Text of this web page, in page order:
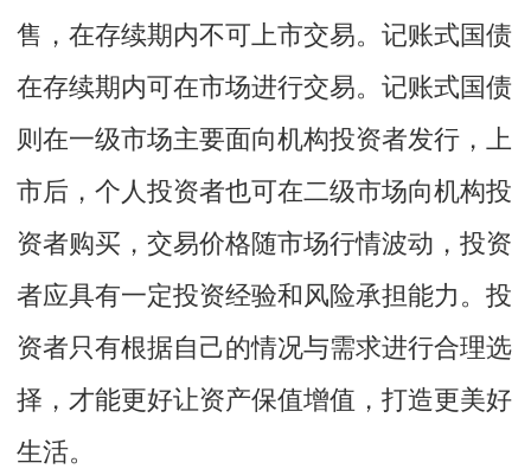
售，在存续期内不可上市交易。记账式国债
在存续期内可在市场进行交易。记账式国债
则在一级市场主要面向机构投资者发行，上
市后，个人投资者也可在二级市场向机构投
资者购买，交易价格随市场行情波动，投资
者应具有一定投资经验和风险承担能力。投
资者只有根据自己的情况与需求进行合理选
择，才能更好让资产保值增值，打造更美好
生活。